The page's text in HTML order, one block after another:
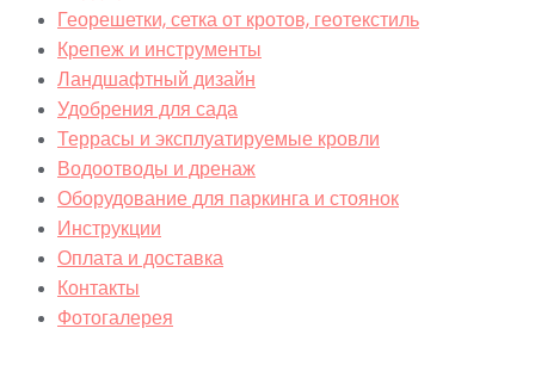
Георешетки, сетка от кротов, геотекстиль
Крепеж и инструменты
Ландшафтный дизайн
Удобрения для сада
Террасы и эксплуатируемые кровли
Водоотводы и дренаж
Оборудование для паркинга и стоянок
Инструкции
Оплата и доставка
Контакты
Фотогалерея